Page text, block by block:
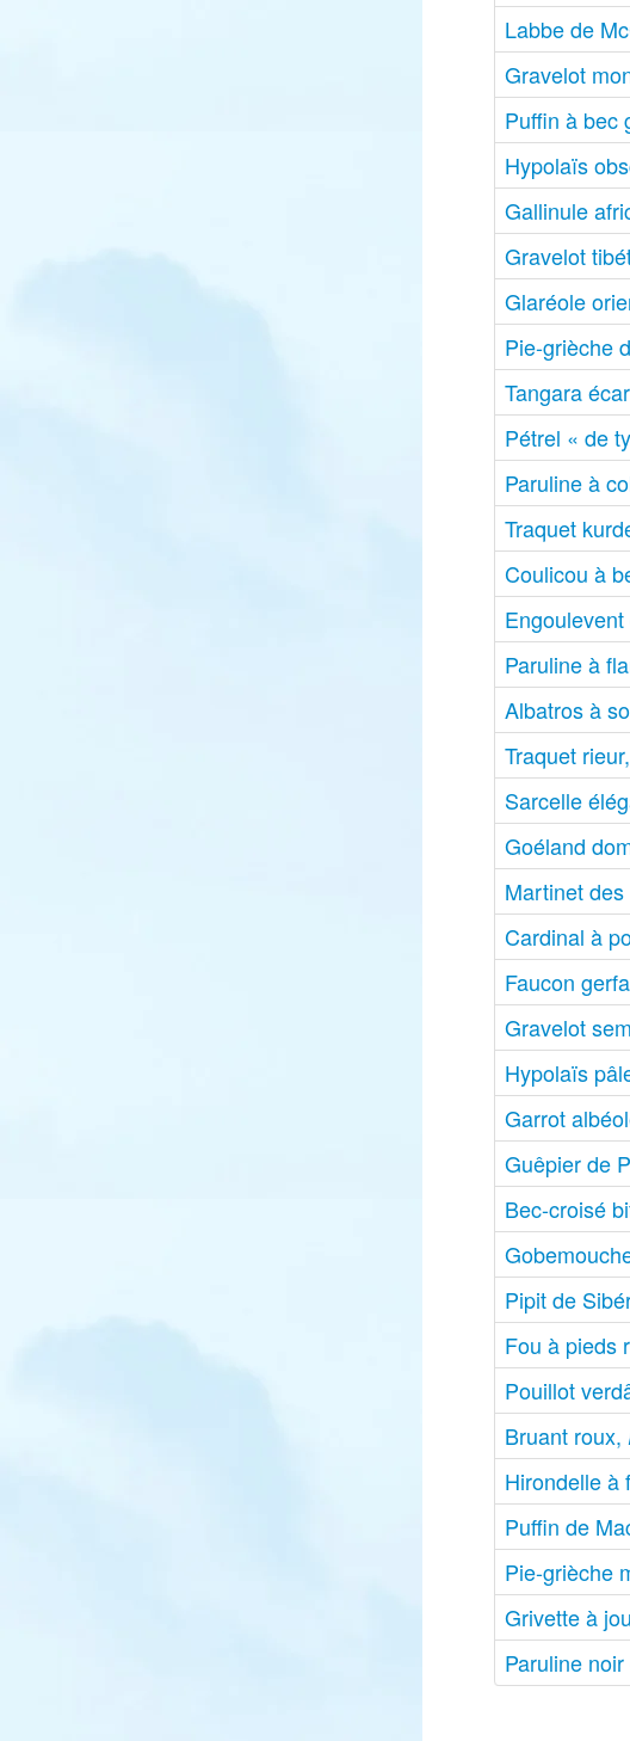
Labbe de
Gravelot
Puffin à bec
Hypolaïs
Gallinule
Gravelot
Glaréole
Pie-grièche
Tangara
Pétrel « de
Paruline à
Traquet
Coulicou à
Paruline à
Albatros à
Traquet rieur,
Sarcelle
Goéland
Martinet
Cardinal à
Faucon
Gravelot
Hypolaïs
Garrot
Guêpier de
Bec-croisé
Pipit de
Fou à pieds
Pouillot
Bruant roux,
Hirondelle à
Puffin de
Pie-grièche
Grivette à
Paruline